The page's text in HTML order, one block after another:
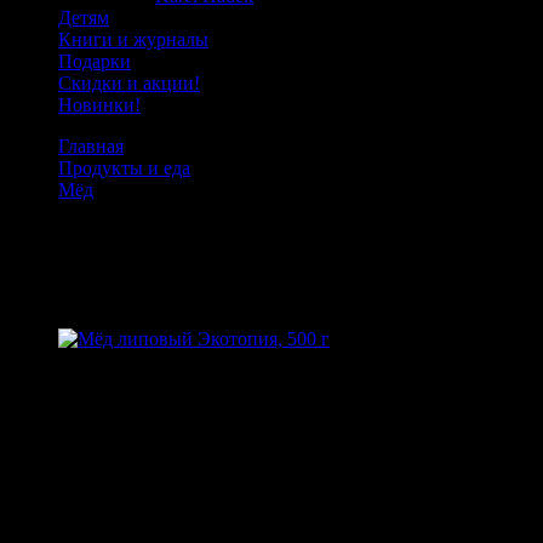
Детям
Книги и журналы
Подарки
Скидки и акции!
Новинки!
Главная
Продукты и еда
Мёд